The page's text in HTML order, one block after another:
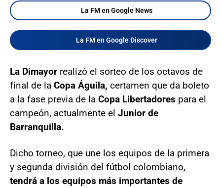
La FM en Google News
La FM en Google Discover
La Dimayor realizó el sorteo de los octavos de
final de la Copa Águila, certamen que da boleto
a la fase previa de la Copa Libertadores para el
campeón, actualmente el Junior de
Barranquilla.
Dicho torneo, que une los equipos de la primera
y segunda división del fútbol colombiano,
tendrá a los equipos más importantes de